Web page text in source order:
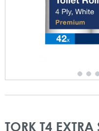
TORK T4 EXTRA
slutningen
starten